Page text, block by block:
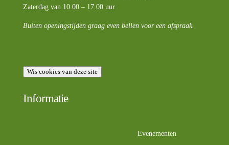
Zaterdag van 10.00 – 17.00 uur
Buiten openingstijden graag even bellen voor een afspraak.
Wis cookies van deze site
Informatie
Evenementen